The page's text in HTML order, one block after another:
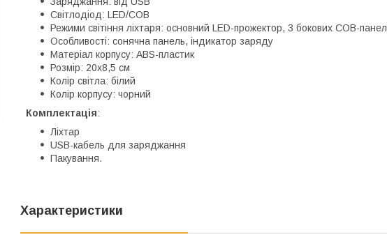
Світлодіод: LED/COB
Режими світіння ліхтаря: основний LED-прожектор, 3 бокових COB-
Особливості: сонячна панель, індикатор заряду
Матеріал корпусу: ABS-пластик
Розмір: 20x8,5 см
Колір світла: білий
Колір корпусу: чорний
Комплектація:
Ліхтар
USB-кабель для заряджання
Пакування.
Характеристики